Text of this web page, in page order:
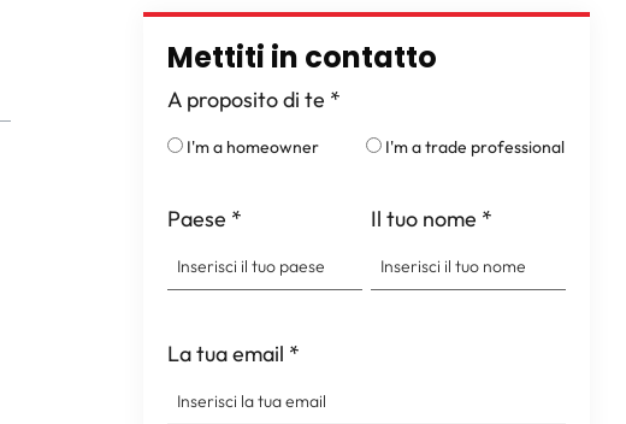
Mettiti in contatto
A proposito di te *
I'm a homeowner I'm a trade professional
Paese * Il tuo nome *
La tua email *